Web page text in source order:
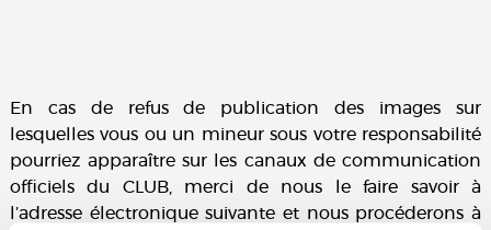
En cas de refus de publication des images sur
lesquelles vous ou un mineur sous votre responsabilité
pourriez apparaître sur les canaux de communication
officiels du CLUB, merci de nous le faire savoir à
l’adresse électronique suivante et nous procéderons à